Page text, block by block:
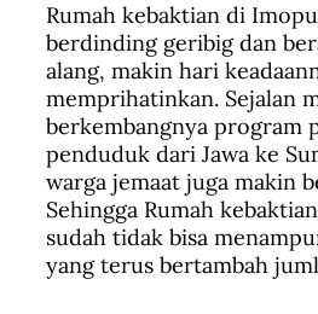
Rumah kebaktian di
berdinding geribig dan
alang, makin hari
memprihatinkan. Sejalan
berkembangnya program
penduduk dari Jawa ke
warga jemaat juga makin
Sehingga Rumah
sudah tidak bisa
yang terus bertambah